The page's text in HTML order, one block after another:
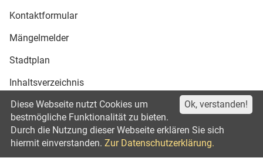
Kontaktformular
Mängelmelder
Stadtplan
Inhaltsverzeichnis
Druckansicht
©2021
Impressum
Datenschutz
Erklärung zur Barrierefreiheit
Ok, verstanden!
Diese Webseite nutzt Cookies um
bestmögliche Funktionalität zu bieten.
Durch die Nutzung dieser Webseite erklären Sie sich
hiermit einverstanden. Zur Datenschutzerklärung.